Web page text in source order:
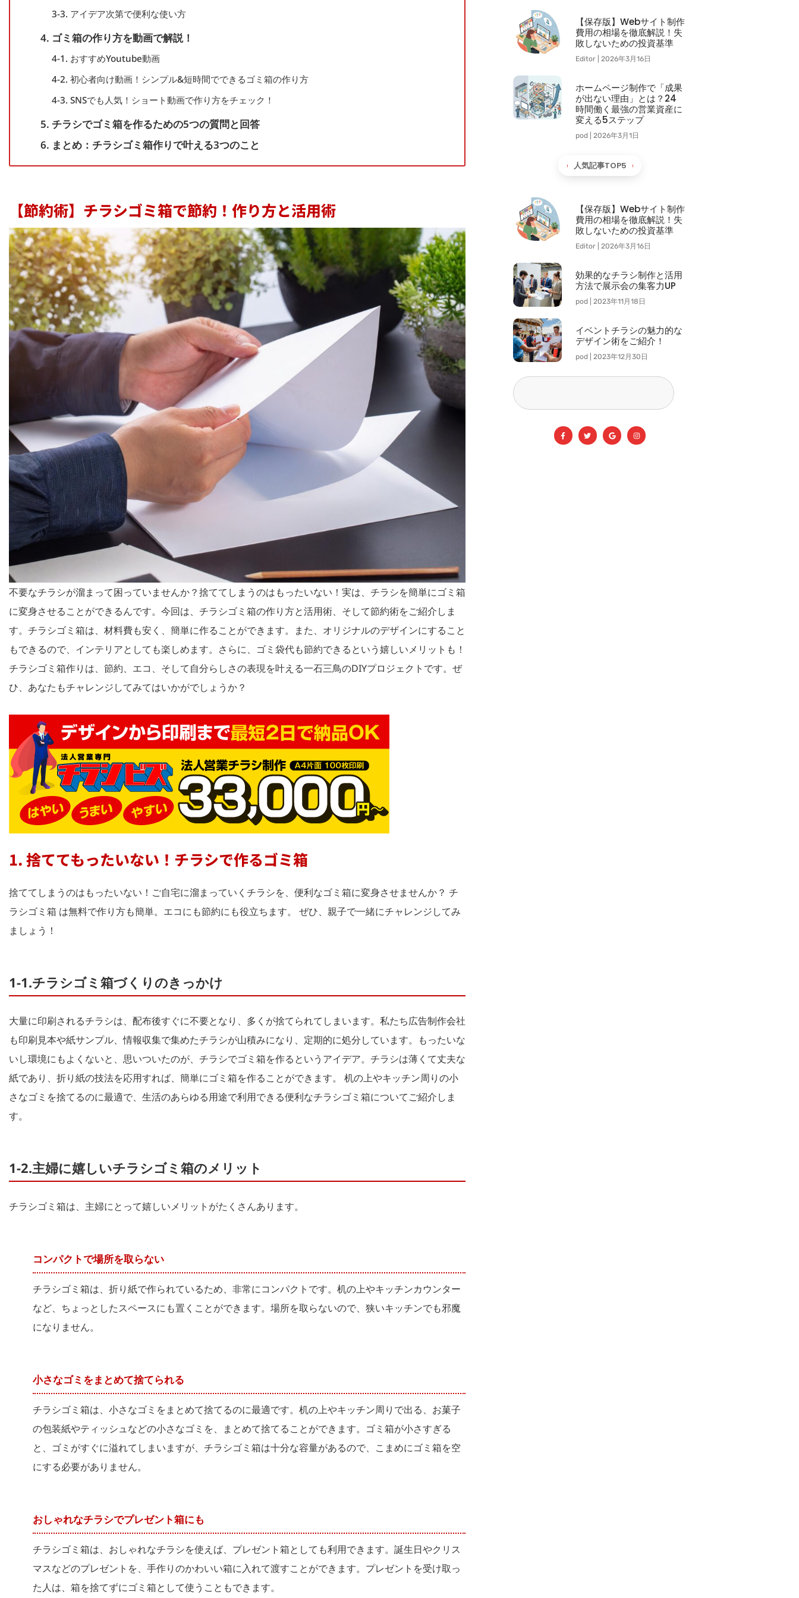
3-3. アイデア次第で便利な使い方
4. ゴミ箱の作り方を動画で解説！
4-1. おすすめYoutube動画
4-2. 初心者向け動画！シンプル&短時間でできるゴミ箱の作り方
4-3. SNSでも人気！ショート動画で作り方をチェック！
5. チラシでゴミ箱を作るための5つの質問と回答
6. まとめ：チラシゴミ箱作りで叶える3つのこと
【節約術】チラシゴミ箱で節約！作り方と活用術
不要なチラシが溜まって困っていませんか？捨ててしまうのはもったいない！実は、チラシを簡単にゴミ箱
に変身させることができるんです。今回は、チラシゴミ箱の作り方と活用術、そして節約術をご紹介しま
す。チラシゴミ箱は、材料費も安く、簡単に作ることができます。また、オリジナルのデザインにすること
もできるので、インテリアとしても楽しめます。さらに、ゴミ袋代も節約できるという嬉しいメリットも！
チラシゴミ箱作りは、節約、エコ、そして自分らしさの表現を叶える一石三鳥のDIYプロジェクトです。ぜ
ひ、あなたもチャレンジしてみてはいかがでしょうか？
1. 捨ててもったいない！チラシで作るゴミ箱
捨ててしまうのはもったいない！ご自宅に溜まっていくチラシを、便利なゴミ箱に変身させませんか？ チ
ラシゴミ箱 は無料で作り方も簡単。エコにも節約にも役立ちます。 ぜひ、親子で一緒にチャレンジしてみ
ましょう！
1-1.チラシゴミ箱づくりのきっかけ
大量に印刷されるチラシは、配布後すぐに不要となり、多くが捨てられてしまいます。私たち広告制作会社
も印刷見本や紙サンプル、情報収集で集めたチラシが山積みになり、定期的に処分しています。もったいな
いし環境にもよくないと、思いついたのが、チラシでゴミ箱を作るというアイデア。チラシは薄くて丈夫な
紙であり、折り紙の技法を応用すれば、簡単にゴミ箱を作ることができます。 机の上やキッチン周りの小
さなゴミを捨てるのに最適で、生活のあらゆる用途で利用できる便利なチラシゴミ箱についてご紹介しま
す。
1-2.主婦に嬉しいチラシゴミ箱のメリット
チラシゴミ箱は、主婦にとって嬉しいメリットがたくさんあります。
コンパクトで場所を取らない
チラシゴミ箱は、折り紙で作られているため、非常にコンパクトです。机の上やキッチンカウンター
など、ちょっとしたスペースにも置くことができます。場所を取らないので、狭いキッチンでも邪魔
になりません。
小さなゴミをまとめて捨てられる
チラシゴミ箱は、小さなゴミをまとめて捨てるのに最適です。机の上やキッチン周りで出る、お菓子
の包装紙やティッシュなどの小さなゴミを、まとめて捨てることができます。ゴミ箱が小さすぎる
と、ゴミがすぐに溢れてしまいますが、チラシゴミ箱は十分な容量があるので、こまめにゴミ箱を空
にする必要がありません。
おしゃれなチラシでプレゼント箱にも
チラシゴミ箱は、おしゃれなチラシを使えば、プレゼント箱としても利用できます。誕生日やクリス
マスなどのプレゼントを、手作りのかわいい箱に入れて渡すことができます。プレゼントを受け取っ
た人は、箱を捨てずにゴミ箱として使うこともできます。
【保存版】Webサイト制作
費用の相場を徹底解説！失
敗しないための投資基準
Editor 2026年3月16日
ホームページ制作で「成果
が出ない理由」とは？24
時間働く最強の営業資産に
変える5ステップ
pod 2026年3月1日
人気記事TOP5
【保存版】Webサイト制作
費用の相場を徹底解説！失
敗しないための投資基準
Editor 2026年3月16日
効果的なチラシ制作と活用
方法で展示会の集客力UP
pod 2023年11月18日
イベントチラシの魅力的な
デザイン術をご紹介！
pod 2023年12月30日